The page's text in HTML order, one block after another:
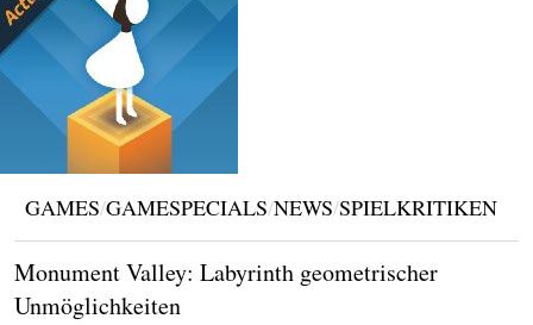
GAMES/GAMESPECIALS/NEWS/SPIELKRITIKEN
Monument Valley: Labyrinth geometrischer
Unmöglichkeiten